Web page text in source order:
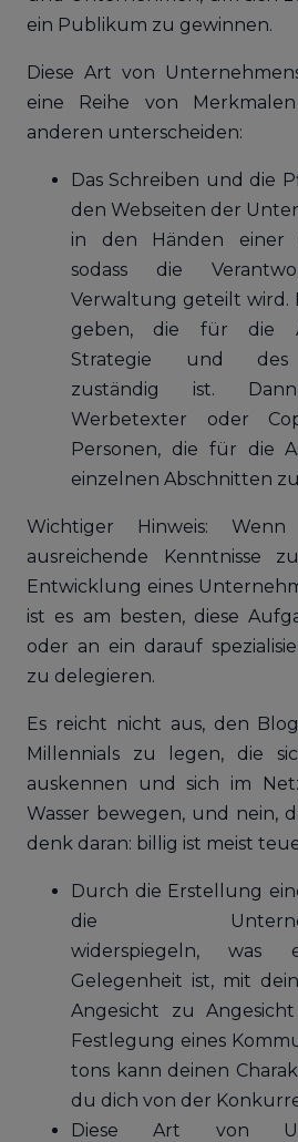
ein Publikum zu gewinnen.
Diese Art von
eine Reihe von
anderen unterscheiden:
Das Schreiben und die
den Webseiten der
in den Händen einer
sodass die
Verwaltung geteilt wird.
geben, die für die
Strategie und des
zuständig ist.
Werbetexter oder
Personen, die für die
einzelnen Abschnitten
Wichtiger Hinweis:
ausreichende Kenntnisse
Entwicklung eines
ist es am besten, diese
oder an ein darauf
zu delegieren.
Es reicht nicht aus, den
Millennials zu legen, die
auskennen und sich im
Wasser bewegen, und nein,
denk daran: billig ist meist
Durch die Erstellung
die
widerspiegeln,
Gelegenheit ist, mit
Angesicht zu
Festlegung eines
tons kann deinen
du dich von der
Diese Art von